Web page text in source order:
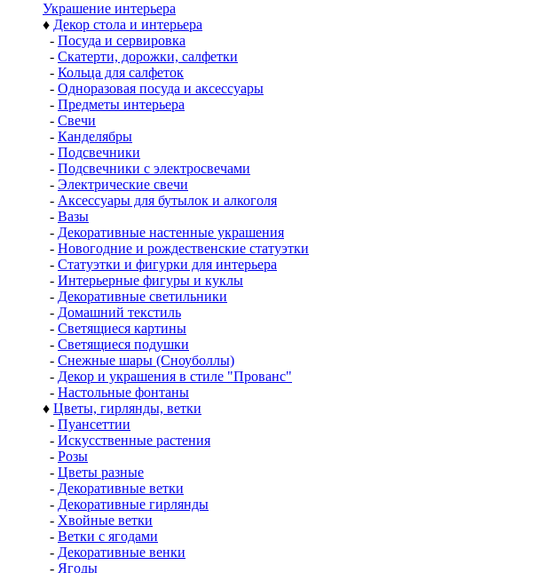
Украшение интерьера
♦ Декор стола и интерьера
- Посуда и сервировка
- Скатерти, дорожки, салфетки
- Кольца для салфеток
- Одноразовая посуда и аксессуары
- Предметы интерьера
- Свечи
- Канделябры
- Подсвечники
- Подсвечники с электросвечами
- Электрические свечи
- Аксессуары для бутылок и алкоголя
- Вазы
- Декоративные настенные украшения
- Новогодние и рождественские статуэтки
- Статуэтки и фигурки для интерьера
- Интерьерные фигуры и куклы
- Декоративные светильники
- Домашний текстиль
- Светящиеся картины
- Светящиеся подушки
- Снежные шары (Сноуболлы)
- Декор и украшения в стиле "Прованс"
- Настольные фонтаны
♦ Цветы, гирлянды, ветки
- Пуансеттии
- Искусственные растения
- Розы
- Цветы разные
- Декоративные ветки
- Декоративные гирлянды
- Хвойные ветки
- Ветки с ягодами
- Декоративные венки
- Ягоды